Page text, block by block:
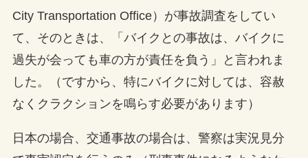
City Transportation Office）が事故調査をしてい
て、そのときは、「バイクとの事故は、バイクに
過失が会っても車の方が責任を負う」と言われま
した。（ですから、特にバイクに対しては、容赦
なくクラクションを鳴らす必要があります）
日本の場合、交通事故の場合は、警察は実況見分